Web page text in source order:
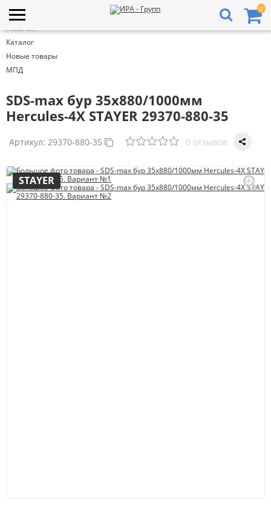
0
Главная
Каталог
Новые товары
МПД
SDS-max бур 35x880/1000мм
Hercules-4Х STAYER 29370-880-35
Артикул: 29370-880-35 0 отзывов
STAYER